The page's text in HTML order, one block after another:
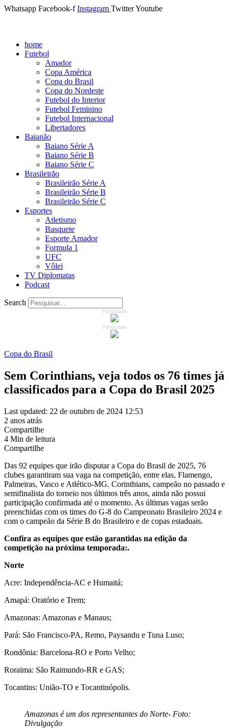
Whatsapp Facebook-f Instagram TwitterYoutube
home
Futebol
Amador
Copa América
Copa do Brasil
Copa do Nordeste
Futebol do Interior
Futebol Feminino
Futebol Internacional
Libertadores
Baianão
Baiano Série A
Baiano Série B
Baiano Série C
Brasileirão
Brasileirão Série A
Brasileirão Série B
Brasileirão Série C
Esportes
Atletismo
Basquete
Esporte Amador
Formula 1
UFC
Vôlei
TV Diplomatas
Podcast
Search
Publicidade
Publicidade
Copa do Brasil
Sem Corinthians, veja todos os 76 times já
classificados para a Copa do Brasil 2025
Last updated: 22 de outubro de 2024 12:53
2 anos atrás
Compartilhe
4 Min de leitura
Compartilhe
Das 92 equipes que irão disputar a Copa do Brasil de 2025, 76
clubes garantiram sua vaga na competição, entre elas, Flamengo,
Palmeiras, Vasco e Atlético-MG. Corinthians, campeão no passado e
semifinalista do torneio nos últimos três anos, ainda não possui
participação confirmada até o momento. As últimas vagas serão
preenchidas com os times do G-8 do Campeonato Brasileiro 2024 e
com o campeão da Série B do Brasileiro e de copas estaduais.
Confira as equipes que estão garantidas na edição da
competição na próxima temporada:.
Norte
Acre: Independência-AC e Humaitá;
Amapá: Oratório e Trem;
Amazonas: Amazonas e Manaus;
Pará: São Francisco-PA, Remo, Paysandu e Tuna Luso;
Rondônia: Barcelona-RO e Porto Velho;
Roraima: São Raimundo-RR e GAS;
Tocantins: União-TO e Tocantinópolis.
Amazonas é um dos representantes do Norte- Foto:
Divulgação